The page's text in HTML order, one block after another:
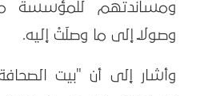
ومساندتهم للمؤسسة
وصولاً إلى ما وصلَتْ إليه.
وأشار إلى أن "بيت